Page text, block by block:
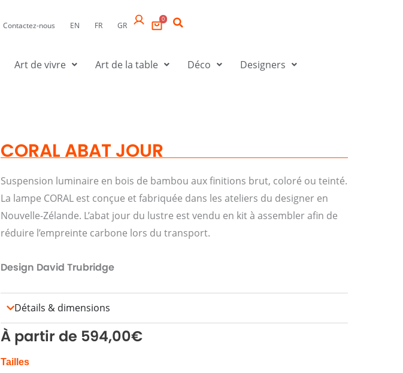
Contactez-nous EN FR GR
0
Art de vivre Art de la table Déco Designers
CORAL ABAT JOUR
Suspension luminaire en bois de bambou aux finitions brut, coloré ou teinté.
La lampe CORAL est conçue et fabriquée dans les ateliers du designer en
Nouvelle-Zélande. L’abat jour du lustre est vendu en kit à assembler afin de
réduire l’empreinte carbone lors du transport.
Design David Trubridge
Détails & dimensions
À partir de 594,00€
Tailles
quantité